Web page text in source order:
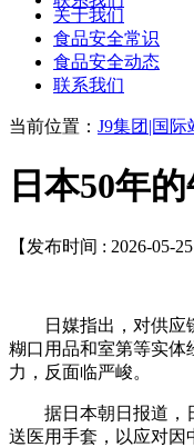
关于我们
食品安全常识
食品安全动态
联系我们
当前位置： J9集团|国际
日本50年
【发布时间 : 2026-05-
日媒指出，对供应链
糊口用品和室第等实体
力，反面临严峻。
据日本朝日报道，日
送医用手套，以应对因